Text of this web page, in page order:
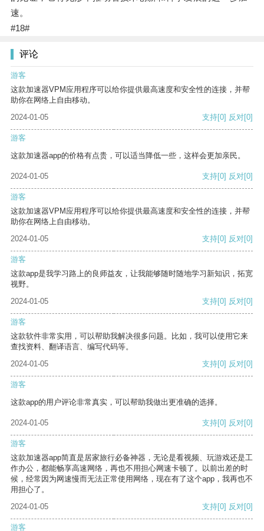
速。
#18#
评论
游客
这款加速器VPM应用程序可以给你提供最高速度和安全性的连接，并帮
助你在网络上自由移动。
2024-01-05
支持[0] 反对[0]
游客
这款加速器app的价格有点贵，可以适当降低一些，这样会更加亲民。
2024-01-05 支持[0] 反对[0]
游客
这款加速器VPM应用程序可以给你提供最高速度和安全性的连接，并帮
助你在网络上自由移动。
2024-01-05
支持[0] 反对[0]
游客
这款app是我学习路上的良师益友，让我能够随时随地学习新知识，拓宽
视野。
2024-01-05
支持[0] 反对[0]
游客
这款软件非常实用，可以帮助我解决很多问题。比如，我可以使用它来
查找资料、翻译语言、编写代码等。
2024-01-05
支持[0] 反对[0]
游客
这款app的用户评论非常真实，可以帮助我做出更准确的选择。
2024-01-05 支持[0] 反对[0]
游客
这款加速器app简直是居家旅行必备神器，无论是看视频、玩游戏还是工
作办公，都能畅享高速网络，再也不用担心网速卡顿了。以前出差的时
候，经常因为网速慢而无法正常使用网络，现在有了这个app，我再也不
用担心了。
2024-01-05
支持[0] 反对[0]
游客